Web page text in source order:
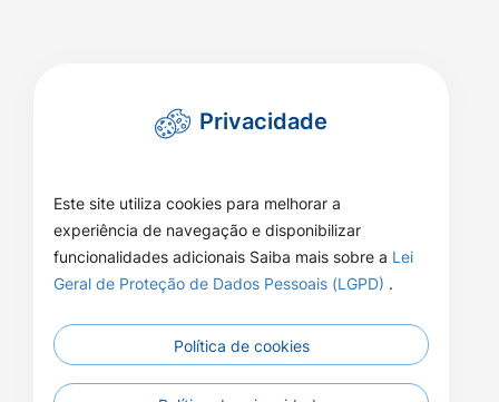
Privacidade
Este site utiliza cookies para melhorar a
experiência de navegação e disponibilizar
funcionalidades adicionais Saiba mais sobre a Lei
Geral de Proteção de Dados Pessoais (LGPD) .
Política de cookies